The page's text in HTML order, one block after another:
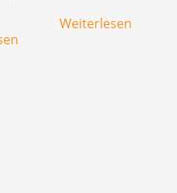
Weiterlesen